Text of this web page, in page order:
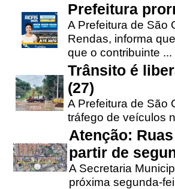
Prefeitura
A Prefeitura de São
Rendas, informa
que o contribuinte ...
Trânsito é
(27)
A Prefeitura de São
tráfego de veículos
Atenção:
partir de
A Secretaria
próxima segunda-